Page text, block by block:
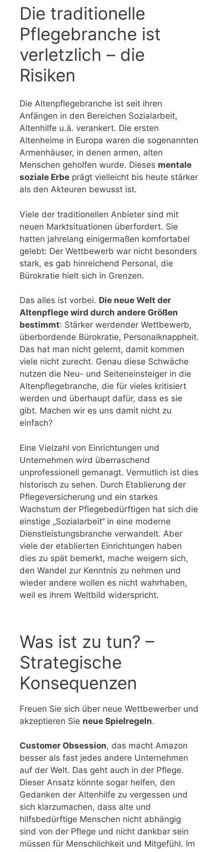
Die traditionelle
Pflegebranche ist
verletzlich – die
Risiken
Die Altenpflegebranche ist seit ihren
Anfängen in den Bereichen Sozialarbeit,
Altenhilfe u.ä. verankert. Die ersten
Altenheime in Europa waren die sogenannten
Armenhäuser, in denen armen, alten
Menschen geholfen wurde. Dieses mentale
soziale Erbe prägt vielleicht bis heute stärker
als den Akteuren bewusst ist.
Viele der traditionellen Anbieter sind mit
neuen Marktsituationen überfordert. Sie
hatten jahrelang einigermaßen komfortabel
gelebt: Der Wettbewerb war nicht besonders
stark, es gab hinreichend Personal, die
Bürokratie hielt sich in Grenzen.
Das alles ist vorbei. Die neue Welt der
Altenpflege wird durch andere Größen
bestimmt: Stärker werdender Wettbewerb,
überbordende Bürokratie, Personalknappheit.
Das hat man nicht gelernt, damit kommen
viele nicht zurecht. Genau diese Schwäche
nutzen die Neu- und Seiteneinsteiger in die
Altenpflegebranche, die für vieles kritisiert
werden und überhaupt dafür, dass es sie
gibt. Machen wir es uns damit nicht zu
einfach?
Eine Vielzahl von Einrichtungen und
Unternehmen wird überraschend
unprofessionell gemanagt. Vermutlich ist dies
historisch zu sehen. Durch Etablierung der
Pflegeversicherung und ein starkes
Wachstum der Pflegebedürftigen hat sich die
einstige „Sozialarbeit“ in eine moderne
Dienstleistungsbranche verwandelt. Aber
viele der etablierten Einrichtungen haben
dies zu spät bemerkt, mache weigern sich,
den Wandel zur Kenntnis zu nehmen und
wieder andere wollen es nicht wahrhaben,
weil es ihrem Weltbild widerspricht.
Was ist zu tun? –
Strategische
Konsequenzen
Freuen Sie sich über neue Wettbewerber und
akzeptieren Sie neue Spielregeln.
Customer Obsession, das macht Amazon
besser als fast jedes andere Unternehmen
auf der Welt. Das geht auch in der Pflege.
Dieser Ansatz könnte sogar helfen, den
Gedanken der Altenhilfe zu vergessen und
sich klarzumachen, dass alte und
hilfsbedürftige Menschen nicht abhängig
sind von der Pflege und nicht dankbar sein
müssen für Menschlichkeit und Mitgefühl. Im